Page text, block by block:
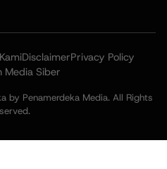
DisclaimerPrivacy Policy
Media Siber
Penamerdeka Media. All Rights